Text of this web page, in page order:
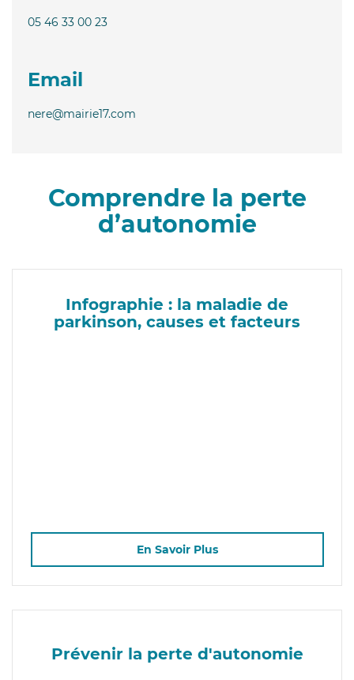
05 46 33 00 23
Email
nere@mairie17.com
Comprendre la perte
d’autonomie
Infographie : la maladie de
parkinson, causes et facteurs
En Savoir Plus
Prévenir la perte d'autonomie